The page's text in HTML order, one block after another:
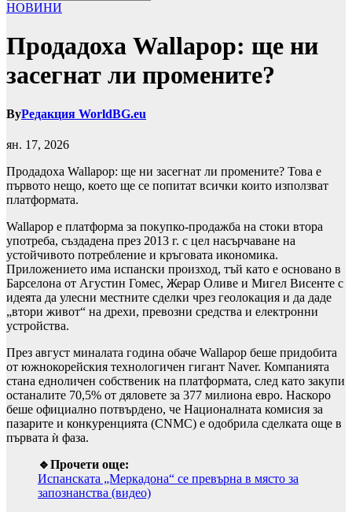
НОВИНИ
Продадоха Wallapop: ще ни
засегнат ли промените?
ByРедакция WorldBG.eu
ян. 17, 2026
Продадоха Wallapop: ще ни засегнат ли промените? Това е
първото нещо, което ще се попитат всички които използват
платформата.
Wallapop е платформа за покупко-продажба на стоки втора
употреба, създадена през 2013 г. с цел насърчаване на
устойчивото потребление и кръговата икономика.
Приложението има испански произход, тъй като е основано в
Барселона от Агустин Гомес, Жерар Оливе и Мигел Висенте с
идеята да улесни местните сделки чрез геолокация и да даде
„втори живот“ на дрехи, превозни средства и електронни
устройства.
През август миналата година обаче Wallapop беше придобита
от южнокорейския технологичен гигант Naver. Компанията
стана едноличен собственик на платформата, след като закупи
останалите 70,5% от дяловете за 377 милиона евро. Наскоро
беше официално потвърдено, че Националната комисия за
пазарите и конкуренцията (CNMC) е одобрила сделката още в
първата ѝ фаза.
🔹Прочети още:
Испанската „Меркадона“ се превърна в място за
запознанства (видео)